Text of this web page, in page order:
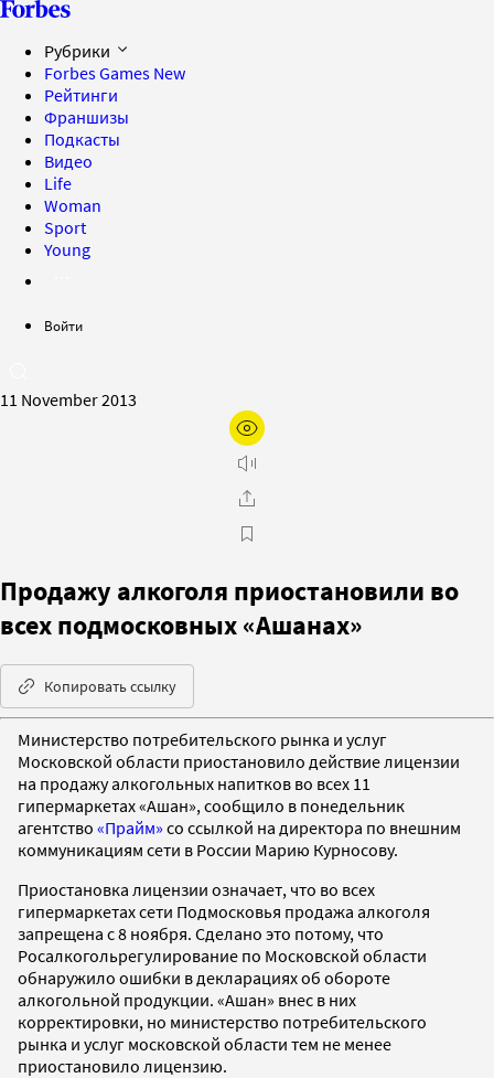
Рубрики
Forbes Games New
Рейтинги
Франшизы
Подкасты
Видео
Life
Woman
Sport
Young
Войти
11 November 2013
Продажу алкоголя приостановили во
всех подмосковных «Ашанах»
Копировать ссылку
Министерство потребительского рынка и услуг
Московской области приостановило действие лицензии
на продажу алкогольных напитков во всех 11
гипермаркетах «Ашан», сообщило в понедельник
агентство «Прайм» со ссылкой на директора по внешним
коммуникациям сети в России Марию Курносову.
Приостановка лицензии означает, что во всех
гипермаркетах сети Подмосковья продажа алкоголя
запрещена с 8 ноября. Сделано это потому, что
Росалкогольрегулирование по Московской области
обнаружило ошибки в декларациях об обороте
алкогольной продукции. «Ашан» внес в них
корректировки, но министерство потребительского
рынка и услуг московской области тем не менее
приостановило лицензию.